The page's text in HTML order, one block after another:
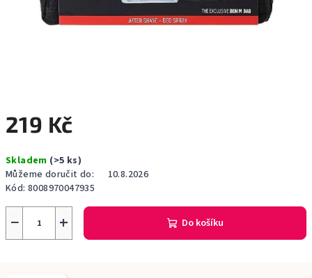
219 Kč
cena:
Skladem (>5 ks)
Můžeme doručit do:
10.8.2026
Kód: 8008970047935
+
− Do košíku